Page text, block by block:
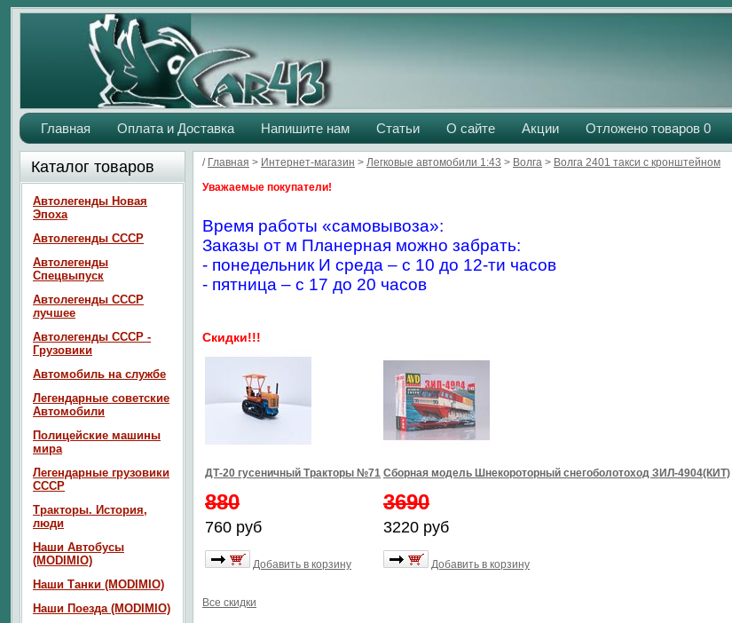
Главная Оплата и Доставка Напишите нам Статьи О сайте Акции Отложено товаров 0
/ Главная > Интернет-магазин > Легковые автомобили 1:43 > Волга > Волга 2401 такси с кронштейном
Уважаемые покупатели!
Время работы «самовывоза»:
Заказы от м Планерная можно забрать:
- понедельник И среда – с 10 до 12-ти часов
- пятница – с 17 до 20 часов
Скидки!!!
ДТ-20 гусеничный Тракторы №71
880
760 руб
Добавить в корзину
Сборная модель Шнекороторный снегоболотоход ЗИЛ-4904(КИТ)
3690
3220 руб
Добавить в корзину
Все скидки
Каталог товаров
Автолегенды Новая
Эпоха
Автолегенды СССР
Автолегенды
Спецвыпуск
Автолегенды СССР
лучшее
Автолегенды СССР -
Грузовики
Автомобиль на службе
Легендарные советские
Автомобили
Полицейские машины
мира
Легендарные грузовики
СССР
Тракторы. История,
люди
Наши Автобусы
(MODIMIO)
Наши Танки (MODIMIO)
Наши Поезда (MODIMIO)